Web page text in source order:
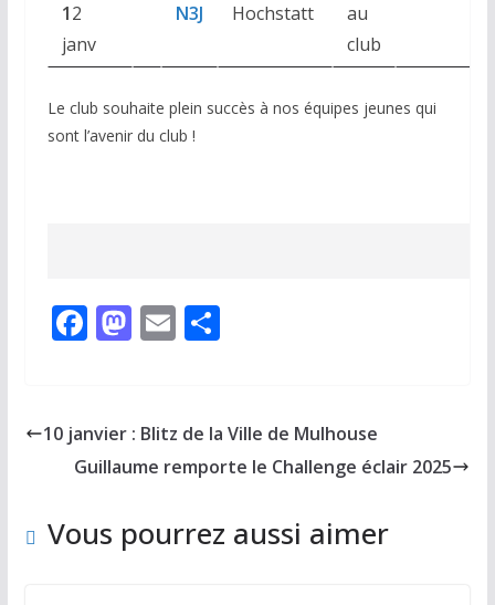
12
janv
N3J Hochstatt
au
club
Le club souhaite plein succès à nos équipes jeunes qui
sont l’avenir du club !
F
b
o
k
M
d
o
E
l
P
g
er
10 janvier : Blitz de la Ville de Mulhouse
Guillaume remporte le Challenge éclair 2025
Vous pourrez aussi aimer